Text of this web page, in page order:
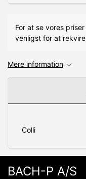
For at se vores
venligst for at
Mere information
Colli
BACH-P A/S